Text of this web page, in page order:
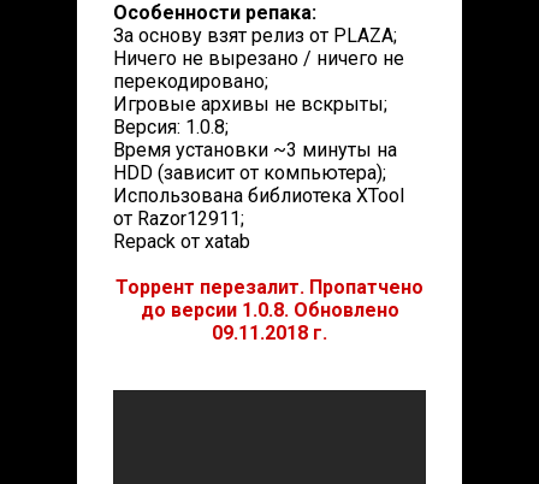
Особенности репака:
За основу взят релиз от PLAZA;
Ничего не вырезано / ничего не
перекодировано;
Игровые архивы не вскрыты;
Версия: 1.0.8;
Время установки ~3 минуты на
HDD (зависит от компьютера);
Использована библиотека XTool
от Razor12911;
Repack от xatab
Торрент перезалит. Пропатчено
до версии 1.0.8. Обновлено
09.11.2018 г.